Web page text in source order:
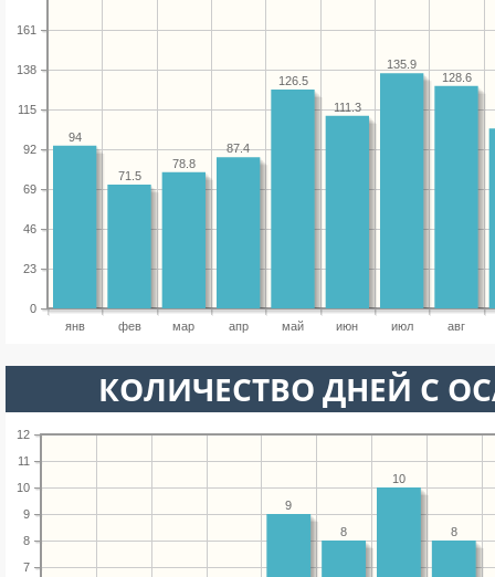
янв фев мар апр май июн июл авг
0
23
46
69
92
115
138
161
128.6
135.9
111.3
126.5
87.4
78.8
71.5
94
КОЛИЧЕСТВО ДНЕЙ С
7
8
9
10
11
12
8
10
8
9